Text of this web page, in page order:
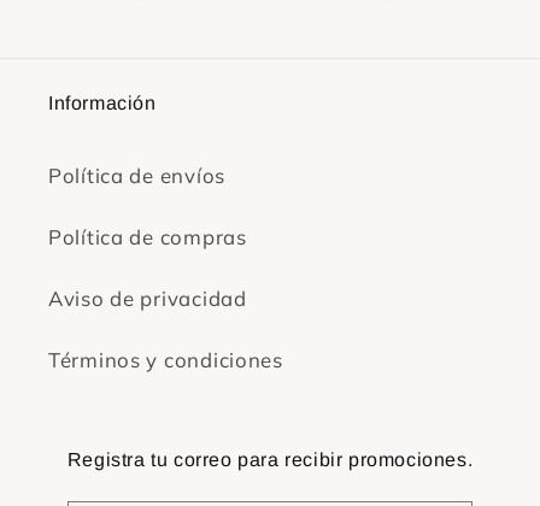
Información
Política de envíos
Política de compras
Aviso de privacidad
Términos y condiciones
Registra tu correo para recibir promociones.